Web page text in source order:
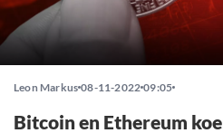
Leon Markus 08-11-2022 09:05
Bitcoin en Ethereum